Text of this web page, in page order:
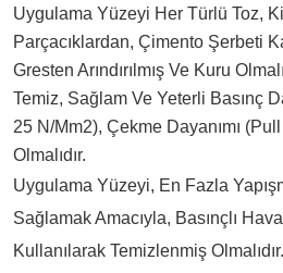
Uygulama Yüzeyi Her Türlü Toz,
Parçacıklardan, Çimento Şerbeti
Gresten Arındırılmış Ve Kuru
Temiz, Sağlam Ve Yeterli Basınç
25 N/mm2), Çekme Dayanımı
Olmalıdır.
Uygulama Yüzeyi, En Fazla
Sağlamak Amacıyla, Basınçlı
Kullanılarak Temizlenmiş Olmalıdır.